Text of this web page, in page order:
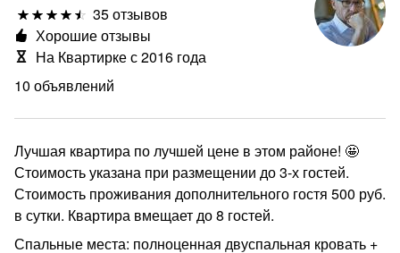
35 отзывов
10 объявлений
Хорошие отзывы
На Квартирке с 2016 года
Лучшая квартира по лучшей цене в этом районе! 🤩
Стоимость указана при размещении до 3-х гостей.
Стоимость проживания дополнительного гостя 500 руб.
в сутки. Квартира вмещает до 8 гостей.
Спальные места: полноценная двуспальная кровать +